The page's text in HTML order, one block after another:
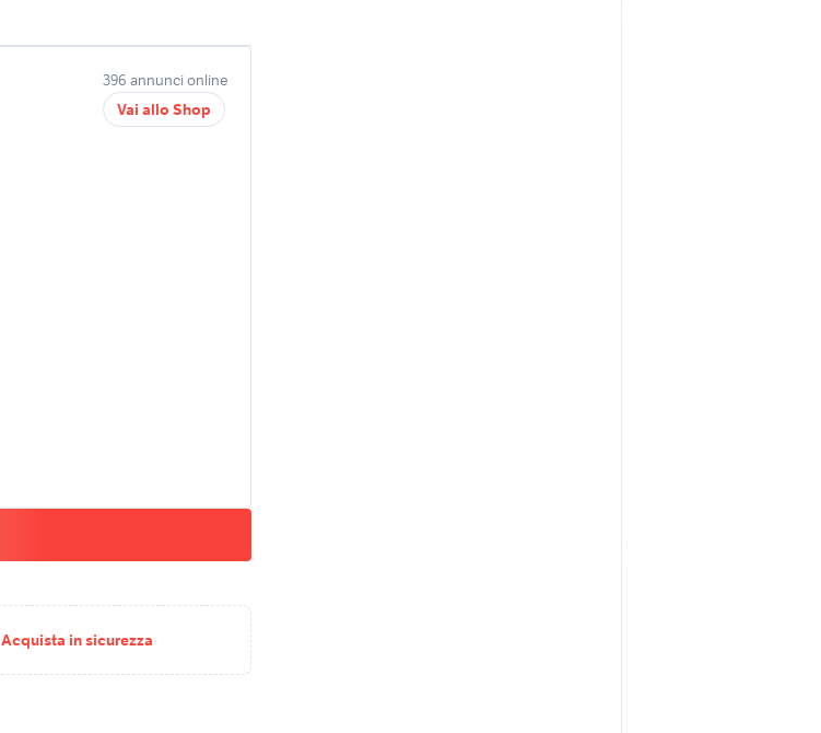
396 annunci online
Vai allo Shop
Acquista in sicurezza